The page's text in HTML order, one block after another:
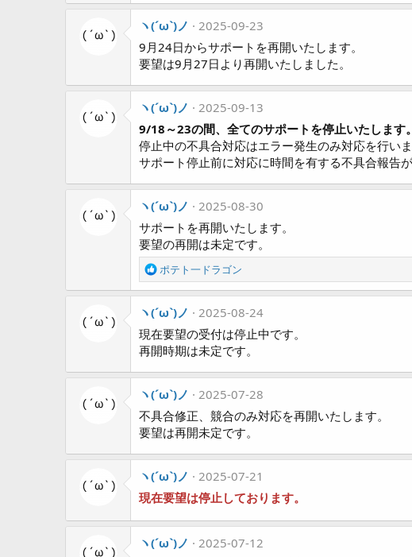
ヽ(´ω`)ノ
2025-09-23
9月24日からサポートを再開いたします。
要望は9月27日より再開いたしました。
ヽ(´ω`)ノ
2025-09-13
9/18～23の間、全てのサポートを停止いたします。
停止中の不具合対応はエラー発生のみ対応を行い
サポート停止前に対応に時間を有する不具合報告
ヽ(´ω`)ノ
2025-08-30
サポートを再開いたします。
要望の再開は未定です。
R
e
a
c
i
o
n
s
:
ポテト一ドラゴン
ヽ(´ω`)ノ
2025-08-24
現在要望の受付は停止中です。
再開時期は未定です。
ヽ(´ω`)ノ
2025-07-28
不具合修正、競合のみ対応を再開いたします。
要望は再開未定です。
ヽ(´ω`)ノ
2025-07-21
現在要望は停止しております。
ヽ(´ω`)ノ
2025-07-12